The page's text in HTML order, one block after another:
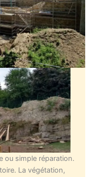
ou simple réparation.
La végétation,